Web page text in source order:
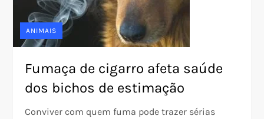
ANIMAIS
Fumaça de cigarro afeta saúde
dos bichos de estimação
Conviver com quem fuma pode trazer sérias